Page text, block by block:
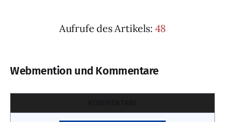
Aufrufe des Artikels: 48
Webmention und Kommentare